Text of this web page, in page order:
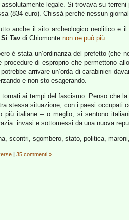
legale. Si trovava su
(834 euro). Chissà perché nessun
anche il sito archeologico neolitico e
Sì Tav di Chiomonte non ne può più.
è stata un’ordinanza del prefetto (che
procedure di esproprio che permettono
arrivare un’orda di carabinieri
e non sto esagerando.
tornati ai tempi del fascismo. Penso che
stessa situazione, con i paesi occupati
italiane – o meglio, si sentono
invasi e sottomessi da una nuova
scontri, sgombero, stato, politica,
| 35 commenti »